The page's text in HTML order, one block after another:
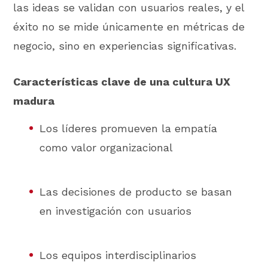
las ideas se validan con usuarios reales, y el
éxito no se mide únicamente en métricas de
negocio, sino en experiencias significativas.
Características clave de una cultura UX
madura
Los líderes promueven la empatía
como valor organizacional
Las decisiones de producto se basan
en investigación con usuarios
Los equipos interdisciplinarios